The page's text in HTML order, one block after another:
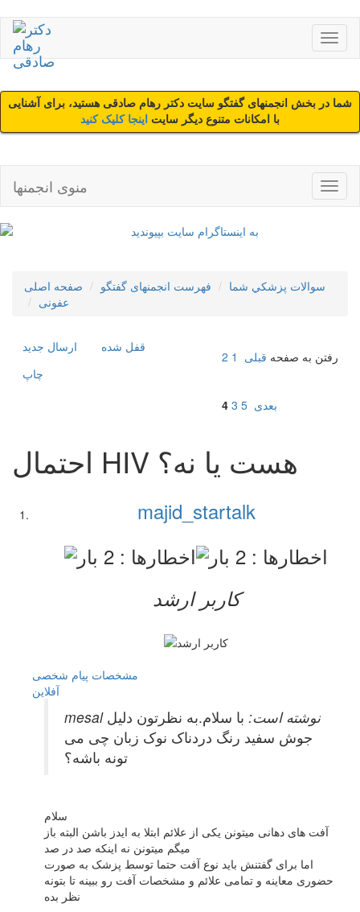
شما در بخش انجمنهای گفتگو سایت دکتر رهام صادقی هستید، برای آشنایی
با امکانات متنوع دیگر سایت اینجا کلیک کنید
منوی انجمنها
صفحه اصلی فهرست انجمنهای گفتگو
سوالات پزشکي شما
عفونی
ارسال جديد
قفل شده
چاپ
رفتن به صفحه قبلی 1
2
3
4 5 بعدی
احتمال HIV هست یا نه؟
majid_startalk
کاربر ارشد
مشخصات پیام شخصی
آفلاين
mesal نوشته است: با سلام.به نظرتون دلیل
جوش سفید رنگ دردناک نوک زبان چی می
تونه باشه؟
سلام
آفت های دهانی میتونن یکی از علائم ابتلا به ایدز باشن البته باز
میگم میتونن نه اینکه صد در صد
اما برای گفتنش باید نوع آفت حتما توسط پزشک به صورت
حضوری معاینه و تمامی علائم و مشخصات آفت رو ببینه تا بتونه
نظر بده